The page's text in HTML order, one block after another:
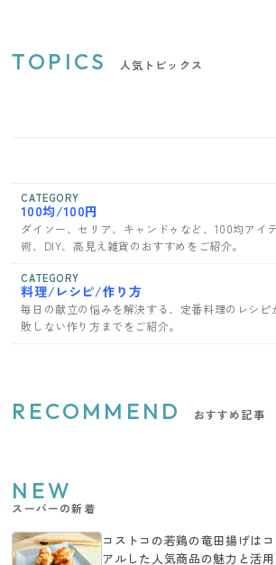
TOPICS 人気トピックス
CATEGORY
100均/100円
ダイソー、セリア、キャンドゥなど、100均アイ
術、DIY、高見え雑貨のおすすめをご紹介。
CATEGORY
料理/レシピ/作り方
毎日の献立の悩みを解決する、定番料理のレシピ
敗しない作り方までをご紹介。
RECOMMEND おすすめ記事
NEW
スーパーの新着
コストコの若鶏の竜田揚げは
アルした人気商品の魅力と活